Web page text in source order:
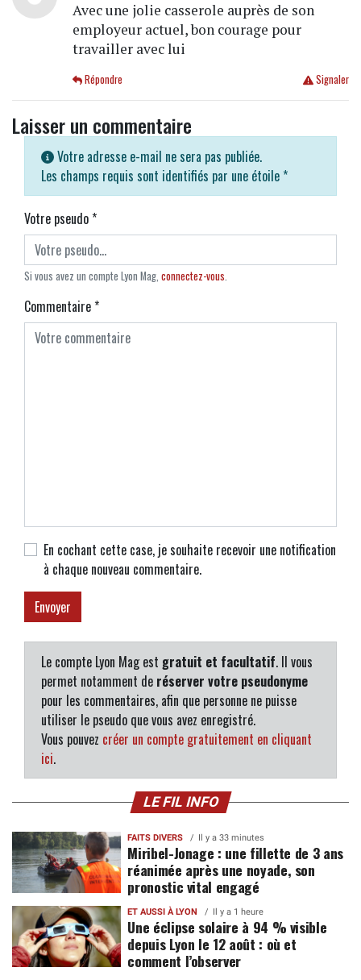
Avec une jolie casserole auprès de son
employeur actuel, bon courage pour
travailler avec lui
Signaler
Répondre
Laisser un commentaire
Votre adresse e-mail ne sera pas publiée.
Les champs requis sont identifiés par une étoile *
Votre pseudo*
Si vous avez un compte Lyon Mag, connectez-vous.
Commentaire*
En cochant cette case, je souhaite recevoir une notification
à chaque nouveau commentaire.
Le compte Lyon Mag est gratuit et facultatif. Il vous
permet notamment de réserver votre pseudonyme
pour les commentaires, afin que personne ne puisse
utiliser le pseudo que vous avez enregistré.
Vous pouvez créer un compte gratuitement en cliquant
ici.
LE FIL INFO
FAITS DIVERS Il y a 33 minutes
Miribel-Jonage : une fillette de 3 ans
réanimée après une noyade, son
pronostic vital engagé
ET AUSSI À LYON Il y a 1 heure
Une éclipse solaire à 94 % visible
depuis Lyon le 12 août : où et
comment l’observer